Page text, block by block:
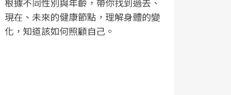
現在、未來的健康節點，理解身體的變
化，知道該如何照顧自己。